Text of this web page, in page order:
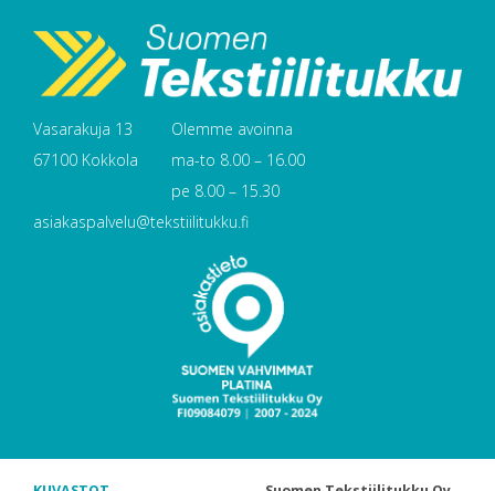
Vasarakuja 13
67100 Kokkola
Olemme avoinna
ma-to 8.00 – 16.00
pe 8.00 – 15.30
asiakaspalvelu@tekstiilitukku.fi